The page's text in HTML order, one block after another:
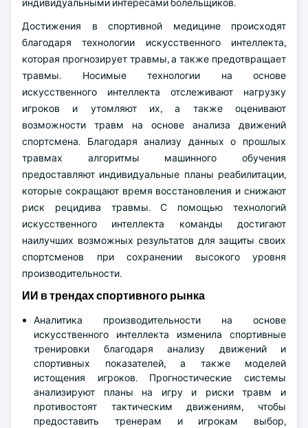
индивидуальными интересами болельщиков.
Достижения в спортивной медицине происходят
благодаря технологии искусственного интеллекта,
которая прогнозирует травмы, а также предотвращает
травмы. Носимые технологии на основе
искусственного интеллекта отслеживают нагрузку
игроков и утомляют их, а также оценивают
возможности травм на основе анализа движений
спортсмена. Благодаря анализу данных о прошлых
травмах алгоритмы машинного обучения
предоставляют индивидуальные планы реабилитации,
которые сокращают время восстановления и снижают
риск рецидива травмы. С помощью технологий
искусственного интеллекта команды достигают
наилучших возможных результатов для защиты своих
спортсменов при сохранении высокого уровня
производительности.
ИИ в трендах спортивного рынка
Аналитика производительности на основе
искусственного интеллекта изменила спортивные
тренировки благодаря анализу движений и
спортивных показателей, а также моделей
истощения игроков. Прогностические системы
анализируют планы на игру и риски травм и
противостоят тактическим движениям, чтобы
предоставить тренерам и игрокам выбор,